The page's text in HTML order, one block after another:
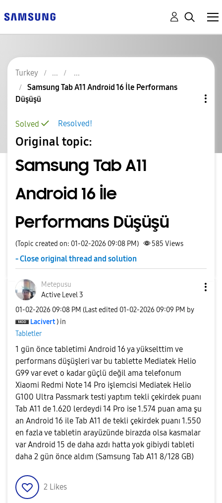
Turkey
Samsung Tab A11 Android 16 İle Performans
Düşüşü
Resolved!
Solved
Original topic:
Samsung Tab A11
Android 16 İle
Performans Düşüşü
(Topic created on: 01-02-2026 09:08 PM) 585 Views
- Close original thread and solution
Metepusu
Active Level 3
‎01-02-2026 09:08 PM (Last edited ‎01-02-2026 09:09 PM by
Lacivert ) in
Tabletler
1 gün önce tabletimi Android 16 ya yükselttim ve
performans düşüşleri var bu tablette Mediatek Helio
G99 var evet o kadar güçlü değil ama telefonum
Xiaomi Redmi Note 14 Pro işlemcisi Mediatek Helio
G100 Ultra Passmark testi yaptım tekli çekirdek puanı
Tab A11 de 1.620 lerdeydi 14 Pro ise 1.574 puan ama şu
an Android 16 ile Tab A11 de tekli çekirdek puanı 1.550
en fazla ve tabletin arayüzünde birazda olsa kasmalar
var Android 15 de daha azdı hatta yok gibiydi tableti
daha 2 gün önce aldım (Samsung Tab A11 8/128 GB)
2 Likes